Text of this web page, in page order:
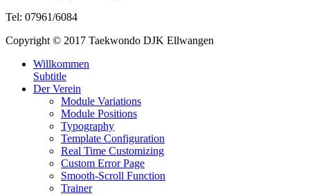
Tel: 07961/6084
Copyright © 2017 Taekwondo DJK Ellwangen
Willkommen
Subtitle
Der Verein
Module Variations
Module Positions
Typography
Template Configuration
Real Time Customizing
Custom Error Page
Smooth-Scroll Function
Trainer